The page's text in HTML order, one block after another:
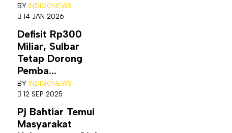
BY INDIGONEWS
14 JAN 2026
Defisit Rp300
Miliar, Sulbar
Tetap Dorong
Pemba...
BY INDIGONEWS
12 SEP 2025
Pj Bahtiar Temui
Masyarakat